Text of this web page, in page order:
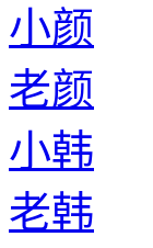
小颜
老颜
小韩
老韩